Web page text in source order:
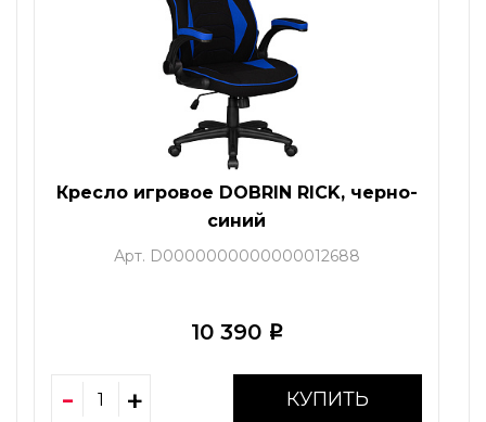
Кресло игровое DOBRIN RICK, черно-
синий
Арт. D0000000000000012688
10 390 i
КУПИТЬ